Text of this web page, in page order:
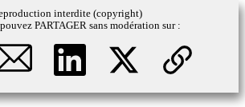
interdite (copyright)
PARTAGER sans modération sur :